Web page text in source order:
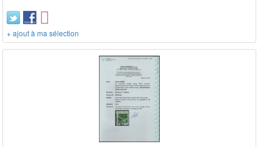
+ ajout à ma sélection